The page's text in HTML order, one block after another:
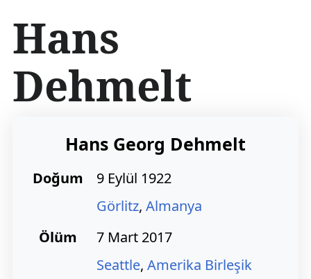
ç
r
i
e
Hans
Dehmelt
Hans Georg Dehmelt
Doğum
9 Eylül 1922
Görlitz, Almanya
Ölüm
7 Mart 2017
Seattle, Amerika Birleşik